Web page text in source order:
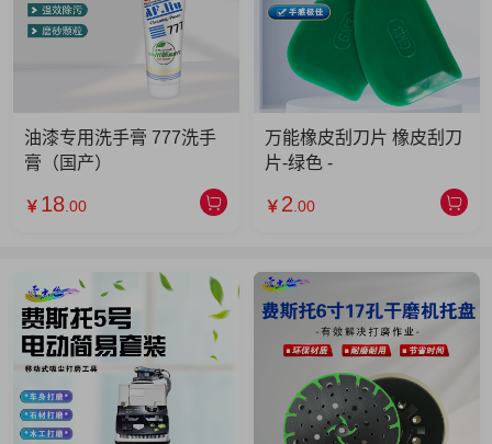
油漆专用洗手膏 777洗手
膏（国产）
￥ 18 .00
万能橡皮刮刀片 橡皮刮刀
片-绿色 -
￥ 2 .00